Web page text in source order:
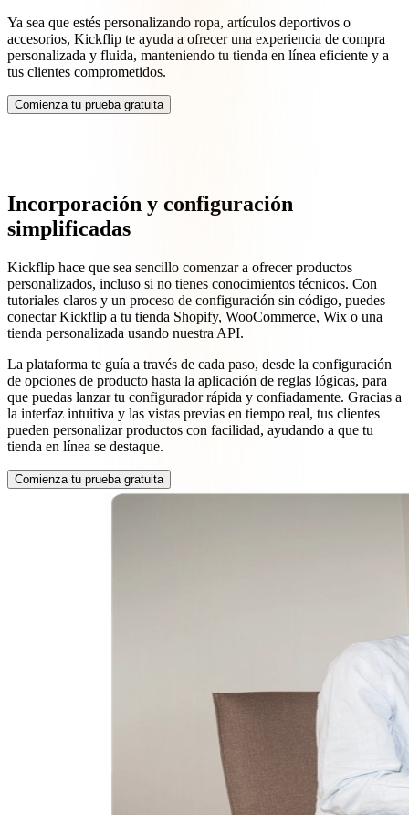
Ya sea que estés personalizando ropa, artículos deportivos o
accesorios, Kickflip te ayuda a ofrecer una experiencia de compra
personalizada y fluida, manteniendo tu tienda en línea eficiente y a
tus clientes comprometidos.
Comienza tu prueba gratuita
Incorporación y configuración
simplificadas
Kickflip hace que sea sencillo comenzar a ofrecer productos
personalizados, incluso si no tienes conocimientos técnicos. Con
tutoriales claros y un proceso de configuración sin código, puedes
conectar Kickflip a tu tienda Shopify, WooCommerce, Wix o una
tienda personalizada usando nuestra API.
La plataforma te guía a través de cada paso, desde la configuración
de opciones de producto hasta la aplicación de reglas lógicas, para
que puedas lanzar tu configurador rápida y confiadamente. Gracias a
la interfaz intuitiva y las vistas previas en tiempo real, tus clientes
pueden personalizar productos con facilidad, ayudando a que tu
tienda en línea se destaque.
Comienza tu prueba gratuita